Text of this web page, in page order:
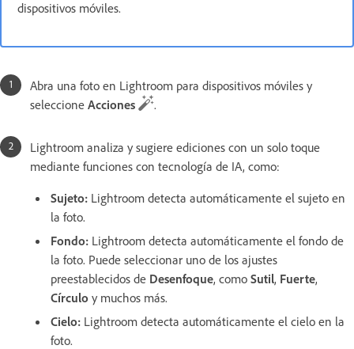
dispositivos móviles.
Abra una foto en Lightroom para dispositivos móviles y
seleccione Acciones .
Lightroom analiza y sugiere ediciones con un solo toque
mediante funciones con tecnología de IA, como:
Sujeto: Lightroom detecta automáticamente el sujeto en
la foto.
Fondo: Lightroom detecta automáticamente el fondo de
la foto. Puede seleccionar uno de los ajustes
preestablecidos de Desenfoque, como Sutil, Fuerte,
Círculo y muchos más.
Cielo: Lightroom detecta automáticamente el cielo en la
foto.